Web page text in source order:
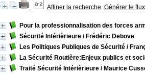
Affiner la recherche Générer le
Pour la professionnalisation des forces
Sécurité Intérièrieure/ Frédéric Debove
Les Politiques Publiques de Sécurité/
La Sécurité Routière:Enjeux publics et
Traité Sécurité Intérièrieure/ Maurice